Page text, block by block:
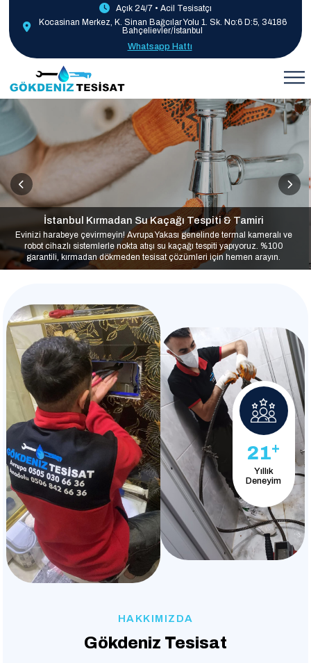
Açık 24/7 • Acil Tesisatçı
Kocasinan Merkez, K. Sinan Bağcılar Yolu 1. Sk. No:6 D:5, 34186
Bahçelievler/İstanbul
Whatsapp Hattı
İstanbul Kırmadan Su Kaçağı Tespiti & Tamiri
Evinizi harabeye çevirmeyin! Avrupa Yakası genelinde termal kameralı ve
robot cihazlı sistemlerle nokta atışı su kaçağı tespiti yapıyoruz. %100
garantili, kırmadan dökmeden tesisat çözümleri için hemen arayın.
21+
Yıllık
Deneyim
HAKKIMIZDA
Gökdeniz Tesisat